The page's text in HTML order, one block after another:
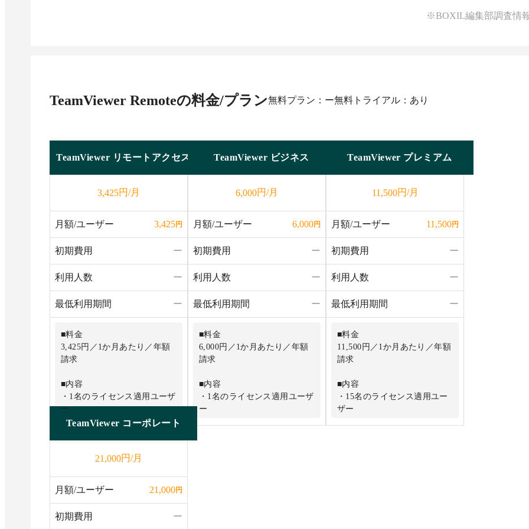
※BOXIL編集部調査情
TeamViewer Remoteの料金/プラン無料プラン：ー無料トライアル：あり
TeamViewer リモートアクセス
3,425円/月
月額/ユーザー 3,425円
初期費用 ー
利用人数 ー
最低利用期間 ー
■料金
3,425円／1か月あたり／年額
請求
■内容
・1名のライセンス適用ユーザ
ー
ッション（タブ内）
・3台の管理デバイス
TeamViewer ビジネス
6,000円/月
月額/ユーザー 6,000円
初期費用 ー
利用人数 ー
最低利用期間 ー
■料金
6,000円／1か月あたり／年額
請求
■内容
・1名のライセンス適用ユーザ
ー
TeamViewer プレミアム
11,500円/月
月額/ユーザー 11,500円
初期費用 ー
利用人数 ー
最低利用期間 ー
■料金
11,500円／1か月あたり／年額
請求
■内容
・15名のライセンス適用ユー
ザー
TeamViewer コーポレート
21,000円/月
月額/ユーザー 21,000円
初期費用 ー